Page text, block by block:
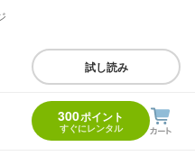
試し読み
300ポイント
すぐにレンタル